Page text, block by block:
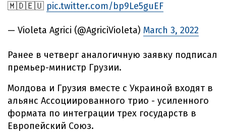
🇲🇩🇪🇺 pic.twitter.com/bp9Le5guEF
— Violeta Agrici (@AgriciVioleta) March 3, 2022
Ранее в четверг аналогичную заявку подписал
премьер-министр Грузии.
Молдова и Грузия вместе с Украиной входят в
альянс Ассоциированного трио - усиленного
формата по интеграции трех государств в
Европейский Союз.